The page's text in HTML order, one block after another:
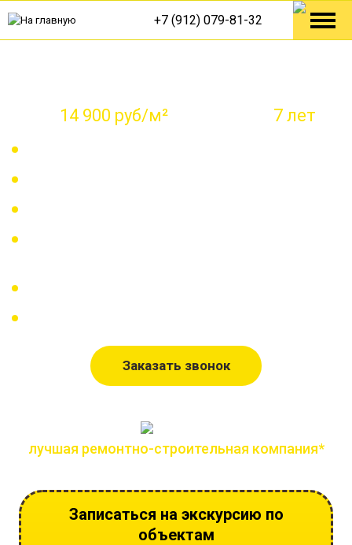
+7 (912) 079-81-32
14 900 руб/м² 7 лет
Заказать звонок
лучшая ремонтно-строительная компания*
Записаться на экскурсию по
объектам